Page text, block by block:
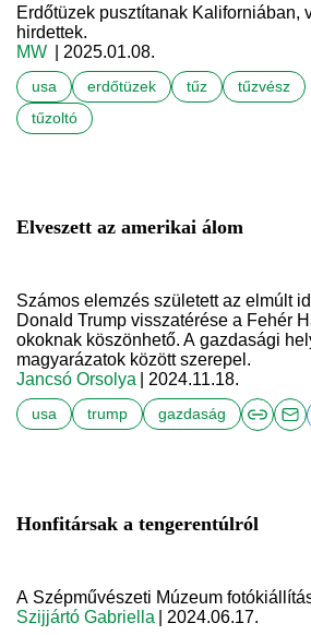
Erdőtüzek pusztítanak Kaliforniában,
hirdettek.
MW
| 2025.01.08.
usa erdőtüzek tűz
tűzvész
tűzoltó
Elveszett az amerikai álom
Számos elemzés született az elmúlt
Donald Trump visszatérése a Fehér
okoknak köszönhető. A gazdasági
magyarázatok között szerepel.
Jancsó Orsolya
| 2024.11.18.
usa trump gazdaság
Honfitársak a tengerentúlról
A Szépművészeti Múzeum
Szijjártó Gabriella
| 2024.06.17.